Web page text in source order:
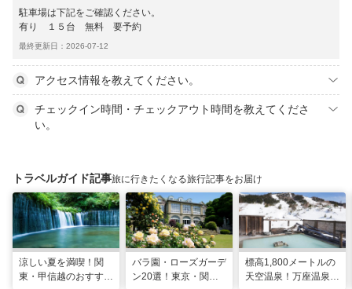
駐車場は下記をご確認ください。
有り １５台 無料 要予約
最終更新日：2026-07-12
アクセス情報を教えてください。
チェックイン時間・チェックアウト時間を教えてくださ
い。
トラベルガイド記事旅に行きたくなる旅行記事をお届け
涼しい夏を満喫！関
東・甲信越のおすすめ
バラ園・ローズガーデ
ン20選！東京・関東
標高1,800メートルの
天空温泉！万座温泉